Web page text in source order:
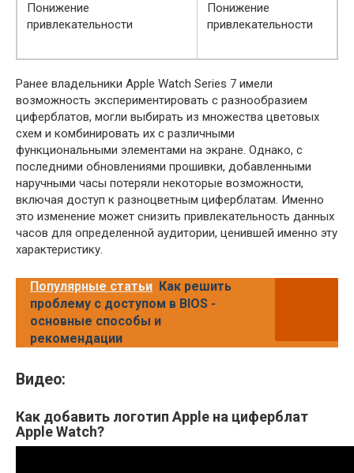
Понижение
привлекательности
Понижение
привлекательности
Ранее владельники Apple Watch Series 7 имели
возможность экспериментировать с разнообразием
циферблатов, могли выбирать из множества цветовых
схем и комбинировать их с различными
функциональными элементами на экране. Однако, с
последними обновлениями прошивки, добавленными
наручными часы потеряли некоторые возможности,
включая доступ к разноцветным циферблатам. Именно
это изменение может снизить привлекательность данных
часов для определенной аудитории, ценившей именно эту
характеристику.
Популярные статьи Как решить
проблему с доступом в BIOS -
основные способы и
рекомендации
Видео:
Как добавить логотип Apple на циферблат
Apple Watch?